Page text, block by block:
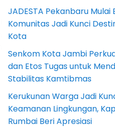
JADESTA Pekanbaru Mulai
Komunitas Jadi Kunci
Kota
Senkom Kota Jambi
dan Etos Tugas untuk
Stabilitas Kamtibmas
Kerukunan Warga Jadi
Keamanan Lingkungan,
Rumbai Beri Apresiasi